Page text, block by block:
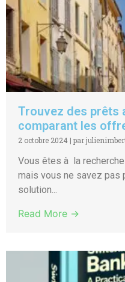
Trouvez des prêts
comparant les
2 octobre 2024 | par
Vous êtes à la recherche
mais vous ne savez pas
solution...
Read More →